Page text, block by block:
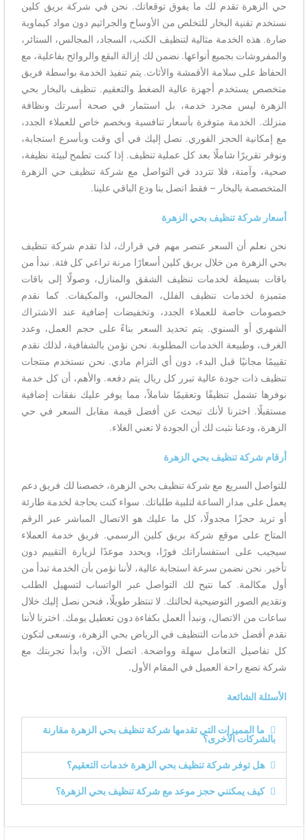
حي الزهرة تقدم لك ما يفوق توقعاتك. نحن في شركة بريق كلين
نستخدم تقنية البخار للتخلص من الأوساخ والجراثيم دون مواد كيماوية
ضارة. هذه الخدمة مثالية لتنظيف الكنب، السجاد، المجالس، الستائر،
والمفروشات بجميع أنواعها. نضمن لك إزالة البقع والروائح بفاعلية، مع
الحفاظ على سلامة الأقمشة والأثاث. يتم تنفيذ الخدمة بواسطة فريق
متخصص يستخدم أجهزة عالية الضغط والتعقيم. تنظيف بالبخار بحي
الزهرة ليس مجرد خدمة، بل استثمار في صحة أسرتك ونظافة
منزلك. الخدمة متوفرة بأسعار تنافسية وبخصم خاص للعملاء الجدد،
مع إمكانية الحجز الفوري. نصل إليك في أي وقت وبأسرع استجابة،
ونوفر تقريرًا شاملًا بعد كل عملية تنظيف. إذا كنت تطمح لبيئة نظيفة،
صحية، وآمنة، فلا تتردد في التواصل مع شركة تنظيف حي الزهرة
المتخصصة بالبخار – فقط اتصل بنا ودع الباقي علينا.
أسعار شركة تنظيف بحي الزهرة
نحن نعلم أن السعر عنصر مهم في قرارك، لذا تقدم شركة تنظيف
بحي الزهرة من خلال بريق كلين أسعارًا مرنة تراعي كل فئة. نبدأ من
باقات بسيطة لخدمات تنظيف الشقق والمنازل، وصولًا إلى باقات
متميزة لخدمات تنظيف الفلل، المجالس، والمكيفات. كما نقدم
خصومات خاصة للعملاء الجدد، وتخفيضات إضافية عند الاشتراك
الشهري أو السنوي. يتم تحديد السعر بناءً على حجم العمل، وعدد
الغرف، وطبيعة الخدمات المطلوبة. نحن نؤمن بالشفافية، لذلك نقدم
تقييمًا مجانيًا قبل البدء، دون أي التزام مادي. نحن نستخدم منتجات
تنظيف ذات جودة عالية تبرر كل ريال يتم دفعه. والأهم، أن كل خدمة
نوفرها تشمل تنظيفًا وتعقيمًا شاملاً، مما يوفر عليك نفقات إضافية
مستقبلًا. اخترنا لأنك تبحث عن أفضل قيمة مقابل السعر في حي
الزهرة، ودعنا نثبت لك أن الجودة لا تعني الغلاء.
أرقام شركة تنظيف بحي الزهرة
للتواصل السريع مع شركة تنظيف بحي الزهرة، خصصنا لك فريق دعم
يعمل على مدار الساعة لتلبية طلباتك. سواء كنت بحاجة لخدمة طارئة
أو تريد حجزًا مجدولًا، كل ما عليك هو الاتصال المباشر عبر الرقم
المتاح على موقع شركة بريق كلين الرسمي. فريق خدمة العملاء
سيجيب على استفساراتك فورًا، ويحدد موعدًا لزيارة التقييم دون
تأخير. نحن نضمن سرعة استجابة عالية، لأننا نؤمن بأن الخدمة تبدأ من
أول مكالمة. كما نتيح لك التواصل عبر الواتساب لتسهيل الطلب
وتقديم الصور التوضيحية لحالتك. لا تنتظر طويلًا، فنحن نصل إليك خلال
ساعات من الاتصال، ونبدأ العمل بكفاءة دون تعطيل يومك. اخترنا لأننا
نقدم أفضل خدمات التنظيف في الرياض بحي الزهرة، ونسعى لتكون
كل تفاصيل التعامل سهلة وواضحة. اتصل الآن، وابدأ تجربتك مع
شركة تضع راحة العميل في المقام الأول.
الأسئلة الشائعة
ما المميزات التي تقدمها شركة تنظيف بحي الزهرة مقارنة
بالشركات الأخرى؟
هل توفر شركة تنظيف بحي الزهرة خدمات التعقيم؟
كيف يمكنني حجز موعد مع شركة تنظيف بحي الزهرة؟